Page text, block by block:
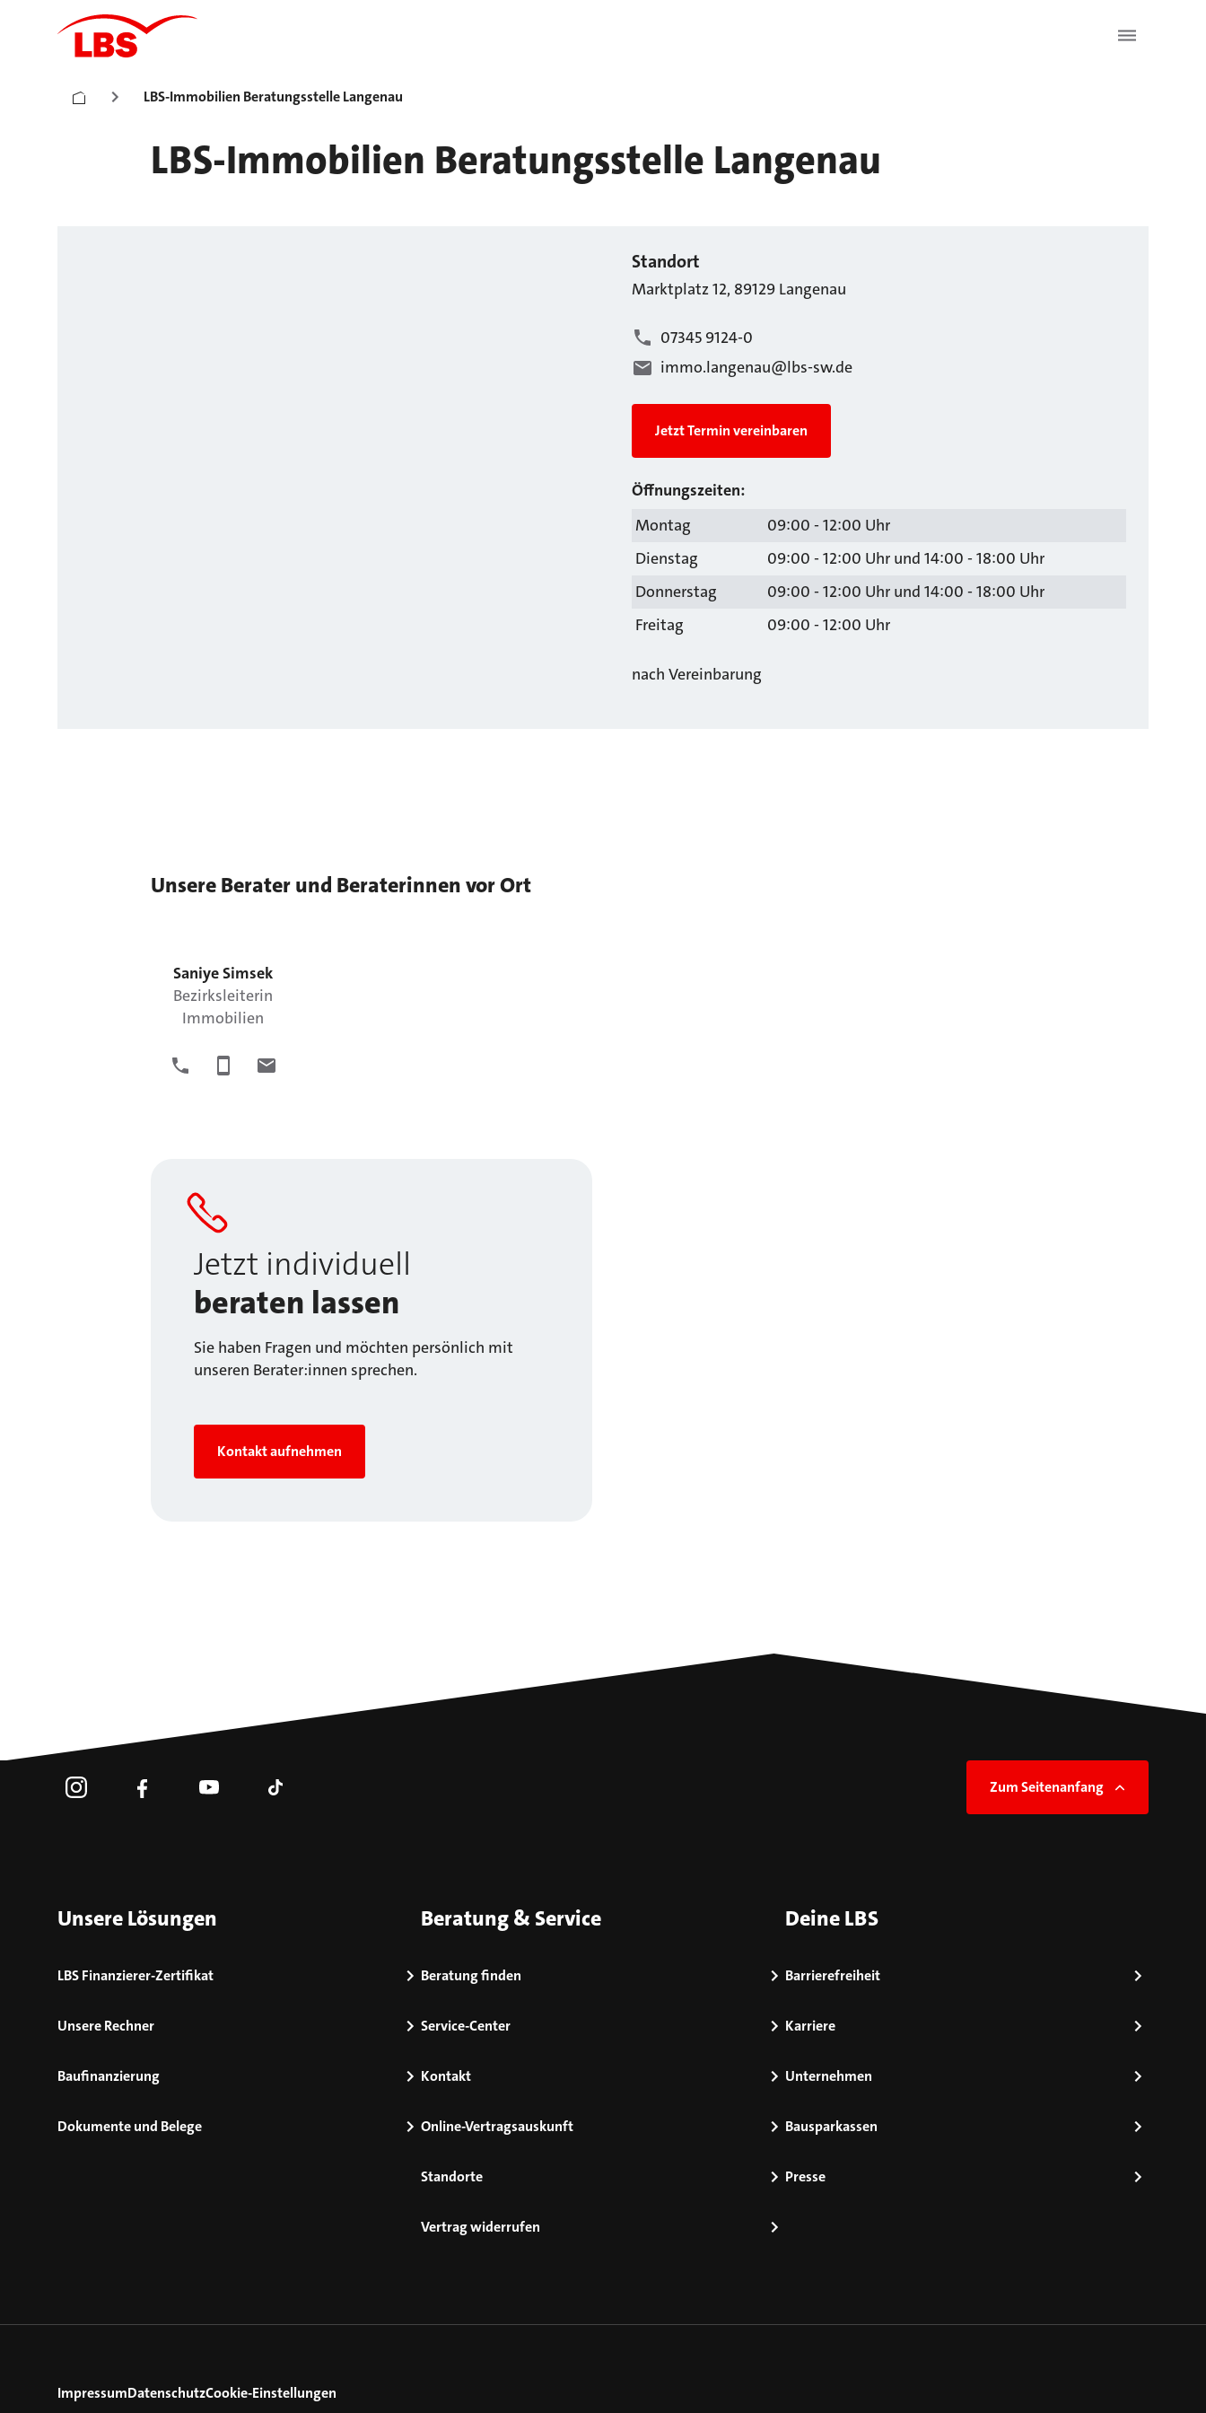
LBS-Immobilien Beratungsstelle Langenau
LBS-Immobilien Beratungsstelle Langenau
Standort
Marktplatz12, 89129 Langenau
07345 9124-0
immo.langenau@lbs-sw.de
Jetzt Termin vereinbaren
Öffnungszeiten:
Montag
09:00 - 12:00 Uhr
Dienstag
09:00 - 12:00 Uhr und 14:00 - 18:00 Uhr
Donnerstag
09:00 - 12:00 Uhr und 14:00 - 18:00 Uhr
Freitag
09:00 - 12:00 Uhr
nach Vereinbarung
Unsere Berater und Beraterinnen vor Ort
SaniyeSimsek
Bezirksleiterin
Immobilien
Jetzt individuell
beraten lassen
Sie haben Fragen und möchten persönlich mit
unseren Berater:innen sprechen.
Kontakt aufnehmen
Zum Seitenanfang
Unsere Lösungen
LBS Finanzierer-Zertifikat
Unsere Rechner
Baufinanzierung
Dokumente und Belege
Beratung & Service
Beratung finden
Service-Center
Kontakt
Online-Vertragsauskunft
Standorte
Vertrag widerrufen
Deine LBS
Barrierefreiheit
Karriere
Unternehmen
Bausparkassen
Presse
ImpressumDatenschutzCookie-Einstellungen